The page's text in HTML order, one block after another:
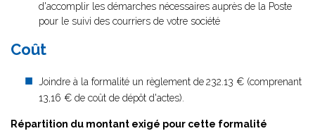
d'accomplir les démarches nécessaires auprès de la Poste
pour le suivi des courriers de votre société
Coût
Joindre à la formalité un règlement de232.13 € (comprenant
13,16 € de coût de dépôt d'actes).
Répartition du montant exigé pour cette formalité